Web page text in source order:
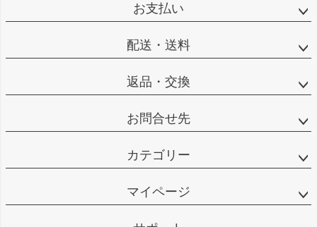
ップ
お支払い
配送・送料
返品・交換
お問合せ先
カテゴリー
マイページ